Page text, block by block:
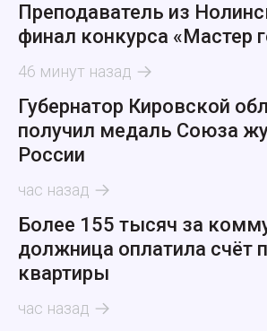
Преподаватель из
финал конкурса «Мастер
46 минут назад
Губернатор Кировской
получил медаль Союза
России
час назад
Более 155 тысяч за
должница оплатила счёт
квартиры
час назад